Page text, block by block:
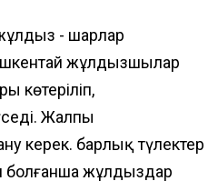
- шарлар
жұлдызшылар
көтеріліп,
Жалпы
керек. барлық түлектер
жұлдыздар